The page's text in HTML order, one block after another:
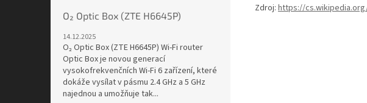
O₂ Optic Box (ZTE H6645P)
14.12.2025
O₂ Optic Box (ZTE H6645P) Wi-Fi router
Optic Box je novou generací
vysokofrekvenčních Wi-Fi 6 zařízení, které
dokáže vysílat v pásmu 2.4 GHz a 5 GHz
najednou a umožňuje tak...
Zdroj: https://